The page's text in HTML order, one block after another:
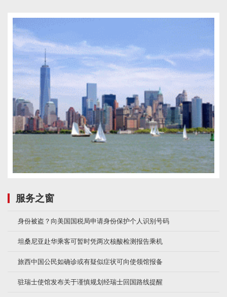
服务之窗
身份被盗？向美国国税局申请身份保护个人识别号码
坦桑尼亚赴华乘客可暂时凭两次核酸检测报告乘机
旅西中国公民如确诊或有疑似症状可向使领馆报备
驻瑞士使馆发布关于谨慎规划经瑞士回国路线提醒